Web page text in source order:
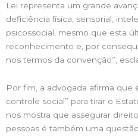
Lei representa um grande
deficiência física, sensorial,
psicossocial, mesmo que esta
reconhecimento e, por
nos termos da convenção”,
Por fim, a advogada afirma que
controle social” para tirar o
nos mostra que assegurar
pessoas é também uma